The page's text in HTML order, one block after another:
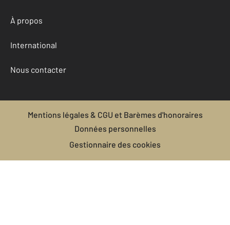
À propos
International
Nous contacter
Mentions légales & CGU et Barèmes d'honoraires
Données personnelles
Gestionnaire des cookies